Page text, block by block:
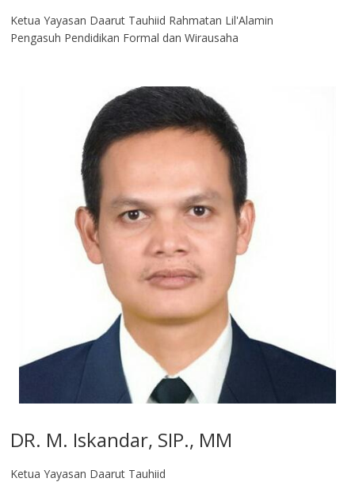
Ketua Yayasan Daarut Tauhiid Rahmatan Lil'Alamin
Pengasuh Pendidikan Formal dan Wirausaha
DR. M. Iskandar, SIP., MM
Ketua Yayasan Daarut Tauhiid